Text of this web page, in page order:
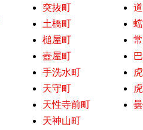
突抜町
土橋町
槌屋町
壺屋町
手洗水町
天守町
天性寺前町
天神山町